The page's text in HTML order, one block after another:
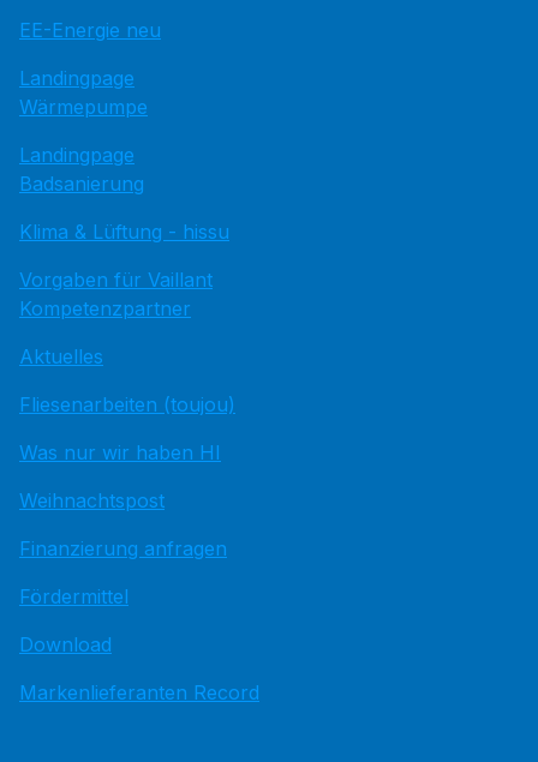
EE-Energie neu
Landingpage
Wärmepumpe
Landingpage
Badsanierung
Klima & Lüftung - hissu
Vorgaben für Vaillant
Kompetenzpartner
Aktuelles
Fliesenarbeiten (toujou)
Was nur wir haben HI
Weihnachtspost
Finanzierung anfragen
Fördermittel
Download
Markenlieferanten Record